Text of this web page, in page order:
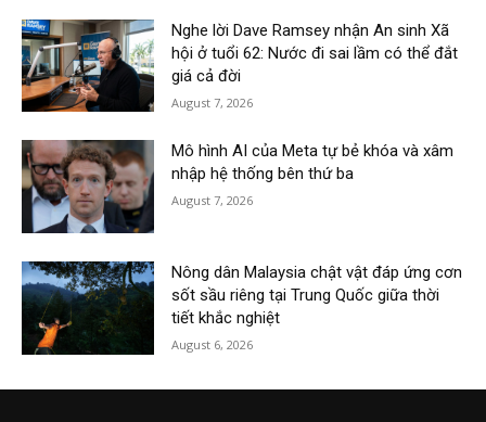
Nghe lời Dave Ramsey nhận An sinh Xã
hội ở tuổi 62: Nước đi sai lầm có thể đắt
giá cả đời
August 7, 2026
Mô hình AI của Meta tự bẻ khóa và xâm
nhập hệ thống bên thứ ba
August 7, 2026
Nông dân Malaysia chật vật đáp ứng cơn
sốt sầu riêng tại Trung Quốc giữa thời
tiết khắc nghiệt
August 6, 2026